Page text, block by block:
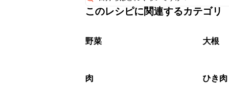
A
保存期間は冷蔵で翌日中が目安です。な
※日持ちは目安です。
このレシピに関連するカテゴリ
野菜 大根
肉 ひき肉